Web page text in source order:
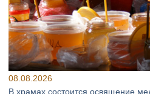
08.08.2026
В храмах состоится освящение